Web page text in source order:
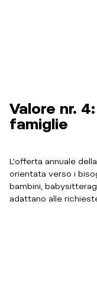
Valore nr.
famiglie
L'offerta annuale
orientata verso i
bambini,
adattano alle